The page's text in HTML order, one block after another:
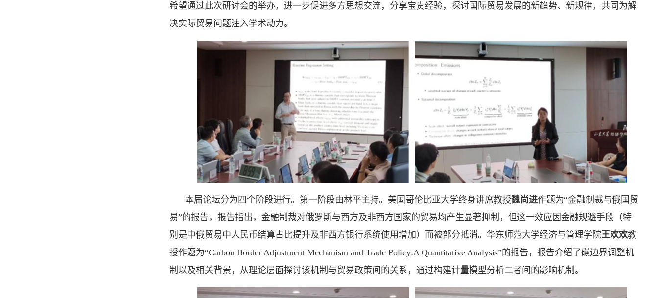
希望通过此次研讨会的举办，进一步促进多方思想交流，分享宝贵经验，探讨国际贸易发展的新趋势、新规律，共同为解
决实际贸易问题注入学术动力。
本届论坛分为四个阶段进行。第一阶段由林平主持。美国哥伦比亚大学终身讲席教授魏尚进作题为“金融制裁与俄国贸
易”的报告，报告指出，金融制裁对俄罗斯与西方及非西方国家的贸易均产生显著抑制，但这一效应因金融规避手段（特
别是中俄贸易中人民币结算占比提升及非西方银行系统使用增加）而被部分抵消。华东师范大学经济与管理学院王欢欢教
授作题为“Carbon Border Adjustment Mechanism and Trade Policy:A Quantitative Analysis”的报告，报告介绍了碳边界调整机
制以及相关背景，从理论层面探讨该机制与贸易政策间的关系，通过构建计量模型分析二者间的影响机制。